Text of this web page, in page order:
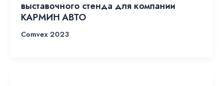
выставочного стенда для компании
КАРМИН АВТО
Comvex 2023